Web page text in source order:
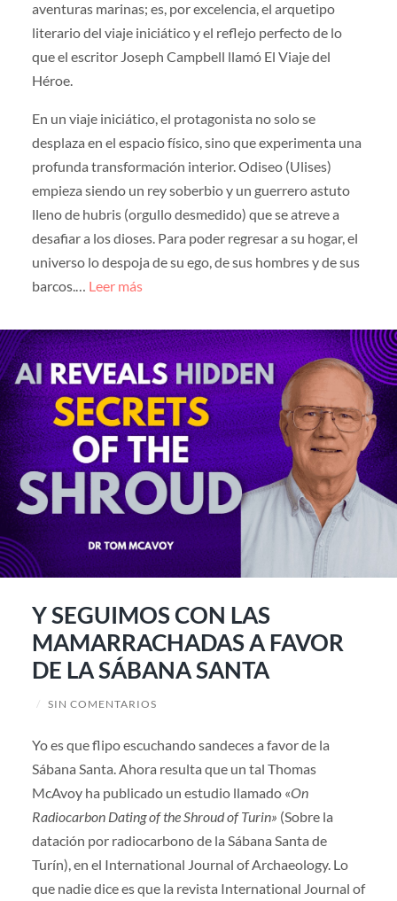
aventuras marinas; es, por excelencia, el arquetipo
literario del viaje iniciático y el reflejo perfecto de lo
que el escritor Joseph Campbell llamó El Viaje del
Héroe.
En un viaje iniciático, el protagonista no solo se
desplaza en el espacio físico, sino que experimenta una
profunda transformación interior. Odiseo (Ulises)
empieza siendo un rey soberbio y un guerrero astuto
lleno de hubris (orgullo desmedido) que se atreve a
desafiar a los dioses. Para poder regresar a su hogar, el
universo lo despoja de su ego, de sus hombres y de sus
barcos.… Leer más
Y SEGUIMOS CON LAS
MAMARRACHADAS A FAVOR
DE LA SÁBANA SANTA
/ SIN COMENTARIOS
Yo es que flipo escuchando sandeces a favor de la
Sábana Santa. Ahora resulta que un tal Thomas
McAvoy ha publicado un estudio llamado «On
Radiocarbon Dating of the Shroud of Turin» (Sobre la
datación por radiocarbono de la Sábana Santa de
Turín), en el International Journal of Archaeology. Lo
que nadie dice es que la revista International Journal of